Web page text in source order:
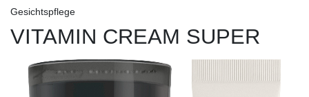
Gesichtspflege
VITAMIN CREAM SUPER